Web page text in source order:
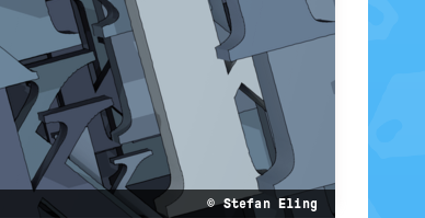
© Stefan Eling